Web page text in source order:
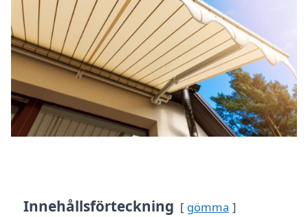
Innehållsförteckning gömma